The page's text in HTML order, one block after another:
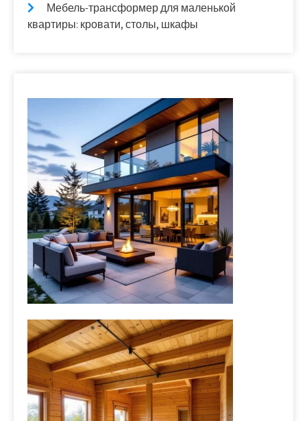
Мебель-трансформер для маленькой
квартиры: кровати, столы, шкафы